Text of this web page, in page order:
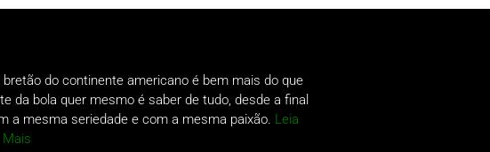
do continente americano é bem mais do que
da bola quer mesmo é saber de tudo, desde a final
a mesma seriedade e com a mesma paixão. Leia
Mais